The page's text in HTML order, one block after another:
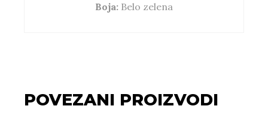
Boja: Belo zelena
POVEZANI PROIZVODI